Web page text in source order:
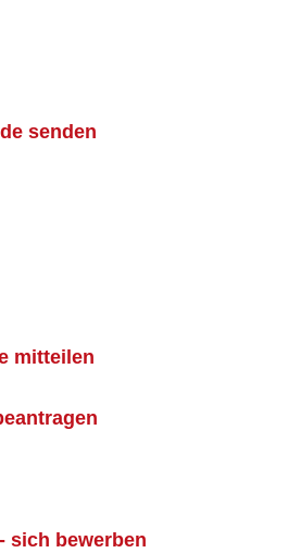
senden
mitteilen
sich bewerben